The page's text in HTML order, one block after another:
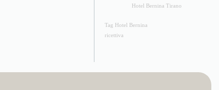
Hotel Bernina Tirano
Tag Hotel Bernina
ricettiva